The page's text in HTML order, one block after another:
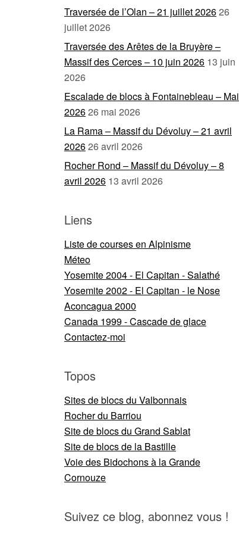
Traversée de l’Olan – 21 juillet 202626
juillet 2026
Traversée des Arêtes de la Bruyère –
Massif des Cerces – 10 juin 2026 13 juin
2026
Escalade de blocs à Fontainebleau – Mai
202626 mai 2026
La Rama – Massif du Dévoluy – 21 avril
202626 avril 2026
Rocher Rond – Massif du Dévoluy – 8
avril 2026 13 avril 2026
Liens
Liste de courses en Alpinisme
Méteo
Yosemite 2004 - El Capitan - Salathé
Yosemite 2002 - El Capitan - le Nose
Aconcagua 2000
Canada 1999 - Cascade de glace
Contactez-moi
Topos
Sites de blocs du Valbonnais
Rocher du Barriou
Site de blocs du Grand Sablat
Site de blocs de la Bastille
Voie des Bidochons à la Grande
Cornouze
Suivez ce blog, abonnez vous !